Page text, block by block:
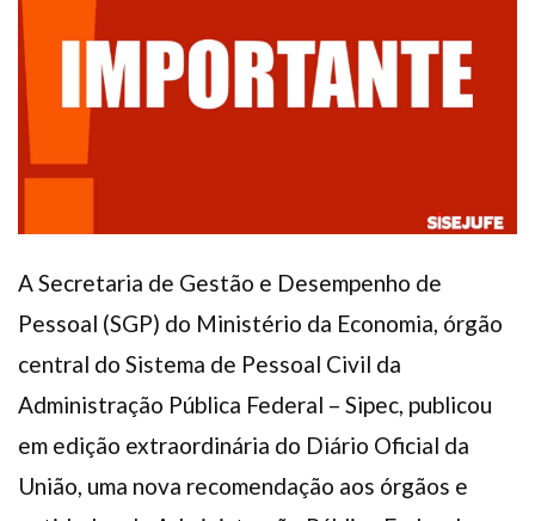
A Secretaria de Gestão e Desempenho de
Pessoal (SGP) do Ministério da Economia, órgão
central do Sistema de Pessoal Civil da
Administração Pública Federal – Sipec, publicou
em edição extraordinária do Diário Oficial da
União, uma nova recomendação aos órgãos e
Plano de Saúde
Assistência Funeral
Pós-graduação
Facebook